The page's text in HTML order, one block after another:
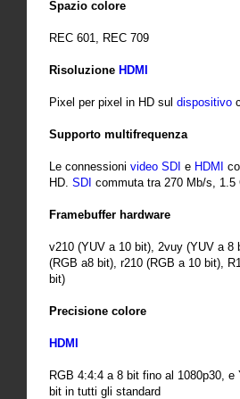
Spazio colore
REC 601, REC 709
Risoluzione HDMI
Pixel per pixel in HD sul dispositivo
Supporto multifrequenza
Le connessioni video SDI e HDMI
HD. SDI commuta tra 270 Mb/s, 1.5
Framebuffer hardware
v210 (YUV a 10 bit), 2vuy (YUV a 8
(RGB a8 bit), r210 (RGB a 10 bit),
bit)
Precisione colore
HDMI
RGB 4:4:4 a 8 bit fino al 1080p30,
bit in tutti gli standard